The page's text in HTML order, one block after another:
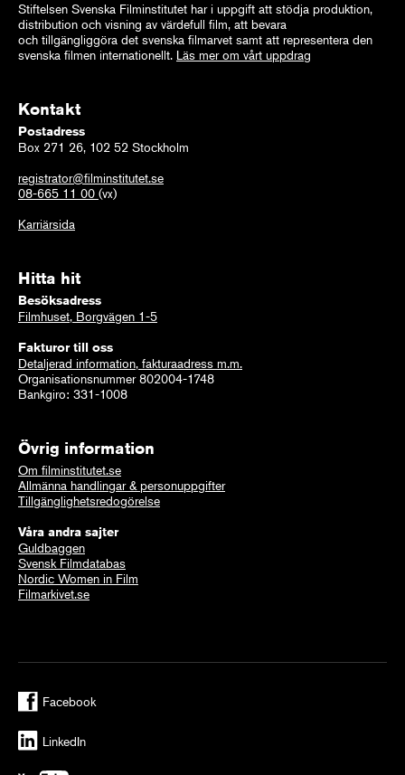
Stiftelsen Svenska Filminstitutet har i uppgift att stödja produktion,
distribution och visning av värdefull film, att bevara
och tillgängliggöra det svenska filmarvet samt att representera den
svenska filmen internationellt. Läs mer om vårt uppdrag
Kontakt
Postadress
Box 271 26, 102 52 Stockholm
registrator@filminstitutet.se
08-665 11 00 (vx)
Karriärsida
Hitta hit
Besöksadress
Filmhuset, Borgvägen 1-5
Fakturor till oss
Detaljerad information, fakturaadress m.m.
Organisationsnummer 802004-1748
Bankgiro: 331-1008
Övrig information
Om filminstitutet.se
Allmänna handlingar & personuppgifter
Tillgänglighetsredogörelse
Våra andra sajter
Guldbaggen
Svensk Filmdatabas
Nordic Women in Film
Filmarkivet.se
Facebook
LinkedIn